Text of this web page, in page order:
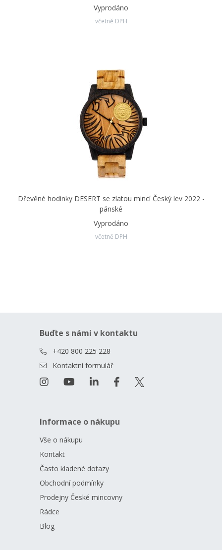
Vyprodáno
včetně DPH
Dřevěné hodinky DESERT se zlatou mincí Český lev 2022 -
pánské
Vyprodáno
včetně DPH
Buďte s námi v kontaktu
+420 800 225 228
Kontaktní formulář
Informace o nákupu
Vše o nákupu
Kontakt
Často kladené dotazy
Obchodní podmínky
Prodejny České mincovny
Rádce
Blog